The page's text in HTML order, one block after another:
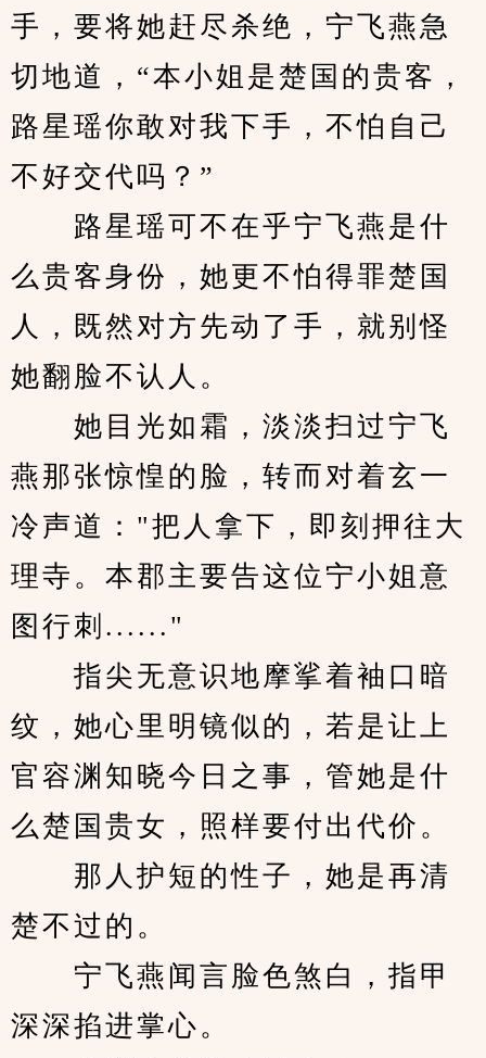
手，要将她赶尽杀绝，宁飞燕急
切地道，“本小姐是楚国的贵客，
路星瑶你敢对我下手，不怕自己
不好交代吗？”
路星瑶可不在乎宁飞燕是什
么贵客身份，她更不怕得罪楚国
人，既然对方先动了手，就别怪
她翻脸不认人。
她目光如霜，淡淡扫过宁飞
燕那张惊惶的脸，转而对着玄一
冷声道："把人拿下，即刻押往大
理寺。本郡主要告这位宁小姐意
图行刺......"
指尖无意识地摩挲着袖口暗
纹，她心里明镜似的，若是让上
官容渊知晓今日之事，管她是什
么楚国贵女，照样要付出代价。
那人护短的性子，她是再清
楚不过的。
宁飞燕闻言脸色煞白，指甲
深深掐进掌心。